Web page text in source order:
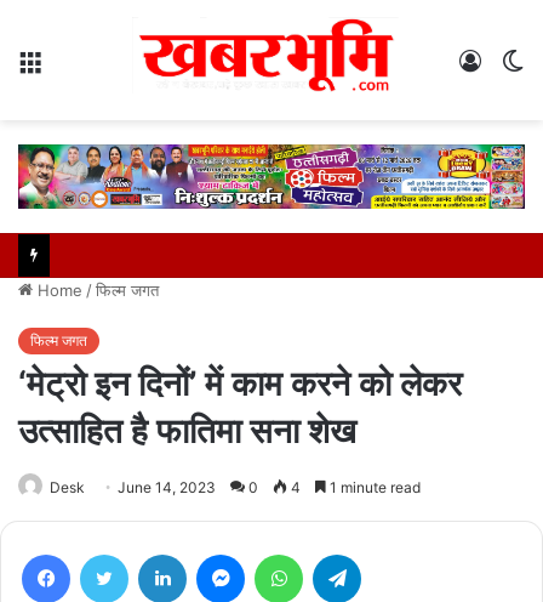
Log
Home /फिल्म जगत
फिल्म जगत
‘मेट्रो इन दिनों’ में काम करने को लेकर
उत्साहित है फातिमा सना शेख
Desk June 14, 2023 0 4 1 minute read
FacebookTwitter LinkedIn MessengerWhatsApp